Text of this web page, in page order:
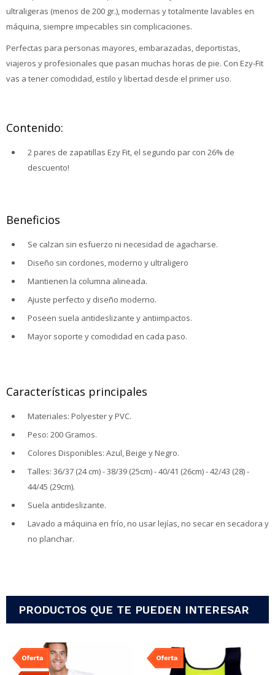
ultraligeras (menos de 200 gr.), modernas y totalmente lavables en
máquina, siempre impecables sin complicaciones.
Perfectas para personas mayores, embarazadas, deportistas,
viajeros y profesionales que pasan muchas horas de pie. Con Ezy-Fit
vas a tener comodidad, estilo y libertad desde el primer uso.
Contenido:
2 pares de zapatillas Ezy Fit, el segundo par con 26% de
descuento!
Beneficios
Se calzan sin esfuerzo ni necesidad de agacharse.
Diseño sin cordones, moderno y ultraligero
Mantienen la columna alineada.
Ajuste perfecto y diseño moderno.
Poseen suela antideslizante y antiimpactos.
Mayor soporte y comodidad en cada paso.
Características principales
Materiales: Polyester y PVC.
Peso: 200 Gramos.
Colores Disponibles: Azul, Beige y Negro.
Talles: 36/37 (24 cm) - 38/39 (25cm) - 40/41 (26cm) - 42/43 (28) -
44/45 (29cm).
Suela antideslizante.
Lavado a máquina en frío, no usar lejías, no secar en secadora y
no planchar.
PRODUCTOS QUE TE PUEDEN INTERESAR